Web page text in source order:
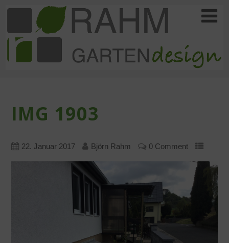
IMG 1903
22. Januar 2017 Björn Rahm 0 Comment